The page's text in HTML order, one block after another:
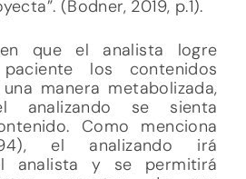
(Bodner, 2019, p.1).
que el analista logre
los contenidos
manera metabolizada,
analizando se sienta
Como menciona
el analizando irá
analista y se permitirá